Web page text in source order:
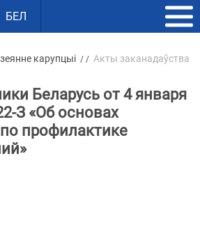
БЕЛ
карупцыі / / Акты заканадаўства
Беларусь от 4 января
З «Об основах
профилактике